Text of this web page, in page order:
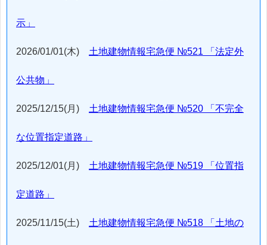
示」
2026/01/01(木) 土地建物情報宅急便 №521 「法定外
公共物」
2025/12/15(月) 土地建物情報宅急便 №520 「不完全
な位置指定道路」
2025/12/01(月) 土地建物情報宅急便 №519 「位置指
定道路」
2025/11/15(土) 土地建物情報宅急便 №518 「土地の